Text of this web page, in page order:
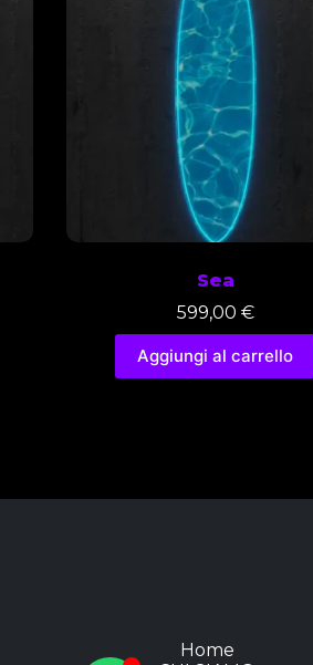
Sea
599,00 €
Aggiungi al carrello
Home